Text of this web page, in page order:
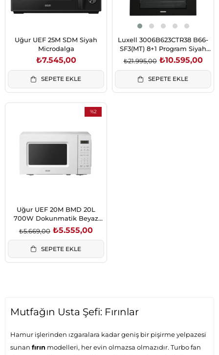
Uğur UEF 25M SDM Siyah
Microdalga
₺7.545,00
SEPETE EKLE
Luxell 3006B623CTR38 B66-
SF3(MT) 8+1 Program Siyah
Cam Ankastre Fırın – 57 L
Turbo Fanlı
₺10.595,00
₺21.995,00
SEPETE EKLE
%2
%2İndirim
Uğur UEF 20M BMD 20L
700W Dokunmatik Beyaz
Mikrodalga Fırın
₺5.555,00
₺5.669,00
SEPETE EKLE
Mutfağın Usta Şefi: Fırınlar
Hamur işlerinden ızgaralara kadar geniş bir pişirme yelpazesi
sunan fırın modelleri, her evin olmazsa olmazıdır. Turbo fan